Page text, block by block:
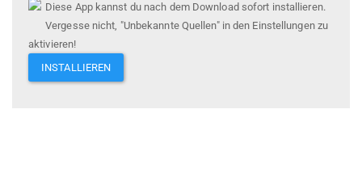
Diese App kannst du nach dem Download sofort installieren.
Vergesse nicht, "Unbekannte Quellen" in den Einstellungen zu
aktivieren!
INSTALLIEREN